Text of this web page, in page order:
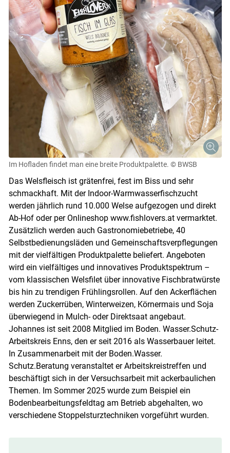
Im Hofladen findet man eine breite Produktpalette. © BWSB
Das Welsfleisch ist grätenfrei, fest im Biss und sehr
schmackhaft. Mit der Indoor-Warmwasserfischzucht
werden jährlich rund 10.000 Welse aufgezogen und direkt
Ab-Hof oder per Onlineshop www.fishlovers.at vermarktet.
Zusätzlich werden auch Gastronomiebetriebe, 40
Selbstbedienungsläden und Gemeinschaftsverpflegungen
mit der vielfältigen Produktpalette beliefert. Angeboten
wird ein vielfältiges und innovatives Produktspektrum –
vom klassischen Welsfilet über innovative Fischbratwürste
bis hin zu trendigen Frühlingsrollen. Auf den Ackerflächen
werden Zuckerrüben, Winterweizen, Körnermais und Soja
überwiegend in Mulch- oder Direktsaat angebaut.
Johannes ist seit 2008 Mitglied im Boden. Wasser.Schutz-
Arbeitskreis Enns, den er seit 2016 als Wasserbauer leitet.
In Zusammenarbeit mit der Boden.Wasser.
Schutz.Beratung veranstaltet er Arbeitskreistreffen und
beschäftigt sich in der Versuchsarbeit mit ackerbaulichen
Themen. Im Sommer 2025 wurde zum Beispiel ein
Bodenbearbeitungsfeldtag am Betrieb abgehalten, wo
verschiedene Stoppelsturztechniken vorgeführt wurden.